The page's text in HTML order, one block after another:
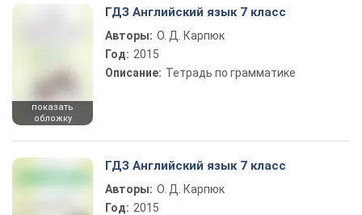
показать
обложку
ГДЗ Английский язык 7 класс
Авторы: О. Д. Карпюк
Год: 2015
Описание: Тетрадь по грамматике
ГДЗ Английский язык 7 класс
Авторы: О. Д. Карпюк
Год: 2015